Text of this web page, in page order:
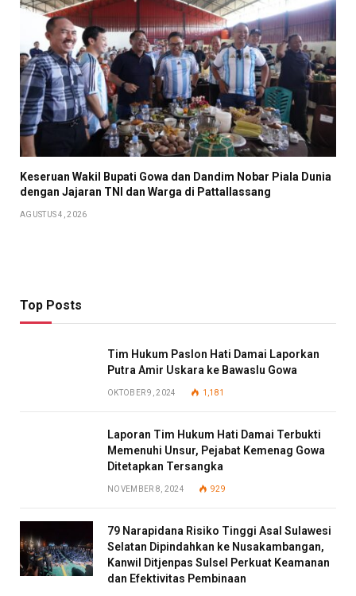
Keseruan Wakil Bupati Gowa dan Dandim Nobar Piala Dunia
dengan Jajaran TNI dan Warga di Pattallassang
AGUSTUS 4, 2026
Top Posts
Tim Hukum Paslon Hati Damai Laporkan
Putra Amir Uskara ke Bawaslu Gowa
OKTOBER 9, 2024 1,181
Laporan Tim Hukum Hati Damai Terbukti
Memenuhi Unsur, Pejabat Kemenag Gowa
Ditetapkan Tersangka
NOVEMBER 8, 2024 929
79 Narapidana Risiko Tinggi Asal Sulawesi
Selatan Dipindahkan ke Nusakambangan,
Kanwil Ditjenpas Sulsel Perkuat Keamanan
dan Efektivitas Pembinaan